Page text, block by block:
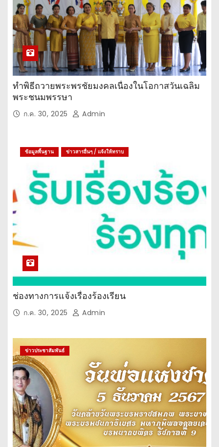
ทำพิธีถวายพระพรชัยมงคลเนื่องในโอกาสวันเฉลิม
พระชนมพรรษา
ก.ค. 30, 2025 Admin
ข้อมูลพื้นฐาน ข่าวสารอื่นๆ / แจ้งให้ทราบ
ช่องทางการแจ้งเรื่องร้องเรียน
ก.ค. 30, 2025 Admin
ข่าวประชาสัมพันธ์